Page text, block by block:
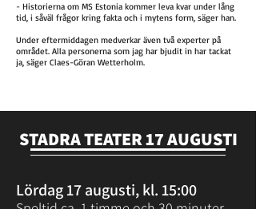
- Historierna om MS Estonia kommer leva kvar under lång
tid, i såväl frågor kring fakta och i mytens form, säger han.
Under eftermiddagen medverkar även två experter på
området. Alla personerna som jag har bjudit in har tackat
ja, säger Claes-Göran Wetterholm.
STADRA TEATER 17 AUGUSTI
Lördag 17 augusti, kl. 15:00